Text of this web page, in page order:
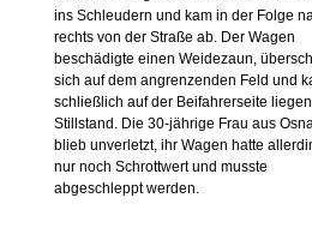
ins Schleudern und kam in der Folge
rechts von der Straße ab. Der Wagen
beschädigte einen Weidezaun,
sich auf dem angrenzenden Feld und
schließlich auf der Beifahrerseite
Stillstand. Die 30-jährige Frau aus
blieb unverletzt, ihr Wagen hatte
nur noch Schrottwert und musste
abgeschleppt werden.